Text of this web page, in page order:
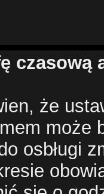
czasową
że
może
osbługi